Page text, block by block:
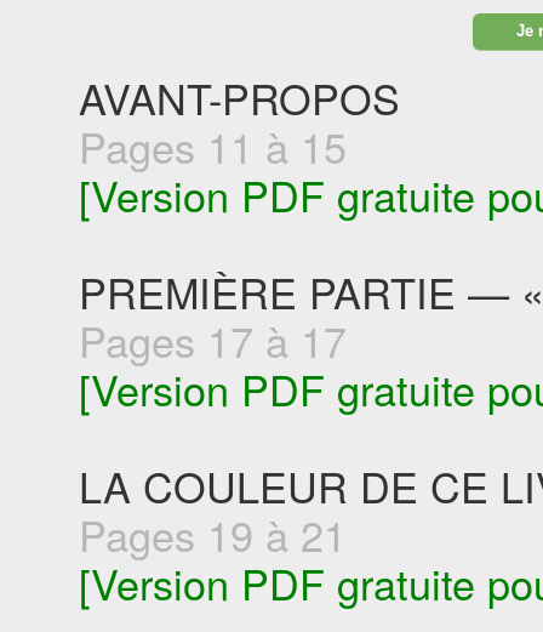
Je
AVANT-PROPOS
Pages 11 à 15
[Version PDF gratuite
PREMIÈRE PARTIE —
Pages 17 à 17
[Version PDF gratuite
LA COULEUR DE CE
Pages 19 à 21
[Version PDF gratuite